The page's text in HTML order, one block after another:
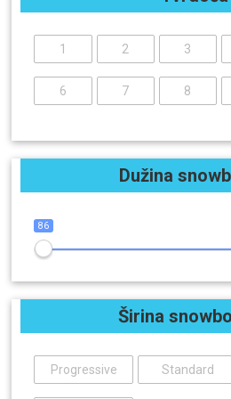
1 2 3
6 7 8
Dužina
86
Širina
Progressive Standard